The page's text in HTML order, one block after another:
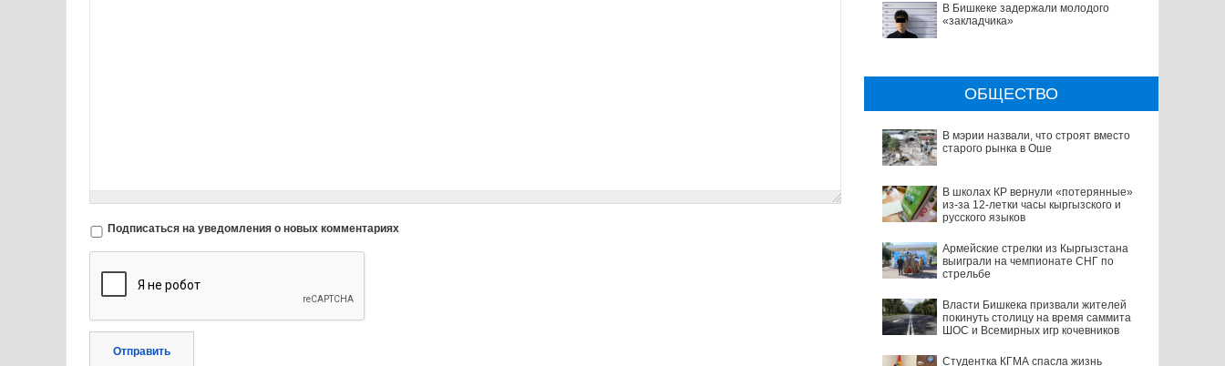
Подписаться на уведомления о новых комментариях
Отправить
В Бишкеке задержали молодого
«закладчика»
ОБЩЕСТВО
В мэрии назвали, что строят вместо
старого рынка в Оше
В школах КР вернули «потерянные»
из-за 12-летки часы кыргызского и
русского языков
Армейские стрелки из Кыргызстана
выиграли на чемпионате СНГ по
стрельбе
Власти Бишкека призвали жителей
покинуть столицу на время саммита
ШОС и Всемирных игр кочевников
Студентка КГМА спасла жизнь